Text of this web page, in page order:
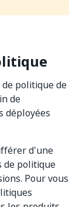
politique de
de
déployées
d'une
de politique
Pour vous